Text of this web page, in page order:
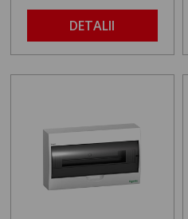
DETALII